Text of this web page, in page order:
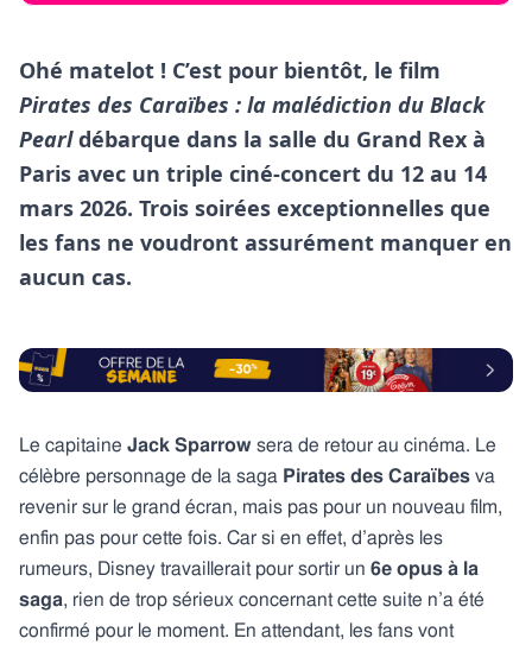
Ohé matelot ! C’est pour bientôt, le film
Pirates des Caraïbes : la malédiction du Black
Pearldébarque dans la salle du Grand Rex à
Paris avec un triple ciné-concert du 12 au 14
mars 2026. Trois soirées exceptionnelles que
les fans ne voudront assurément manquer en
aucun cas.
Le capitaine Jack Sparrow sera de retour au cinéma. Le
célèbre personnage de la saga Pirates des Caraïbes va
revenir sur le grand écran, mais pas pour un nouveau film,
enfin pas pour cette fois. Car si en effet, d’après les
rumeurs, Disney travaillerait pour sortir un 6e opus à la
saga, rien de trop sérieux concernant cette suite n’a été
confirmé pour le moment. En attendant, les fans vont